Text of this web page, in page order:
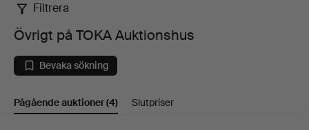
Övrigt
på
TOKA
Auktionshus
Filtrera
Övrigt på TOKA Auktionshus
Bevaka sökning
Pågående auktioner(4) Slutpriser